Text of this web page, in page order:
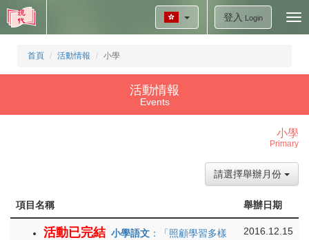
登入 Login
首頁 活動情報 小學
活動情報
Events
小學
Primary
請選擇舉辦月份
項目名稱 舉辦日期
活動已完結 小學語文 ：「照顧學習多樣
2016.12.15